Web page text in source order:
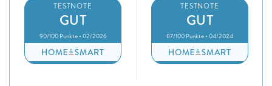
TESTNOTE
GUT
90/100 Punkte • 02/2026
TESTNOTE
GUT
87/100 Punkte • 04/2024